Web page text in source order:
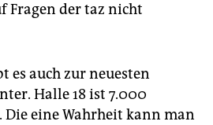
Fragen der taz nicht
es auch zur neuesten
Halle 18 ist 7.000
eine Wahrheit kann man